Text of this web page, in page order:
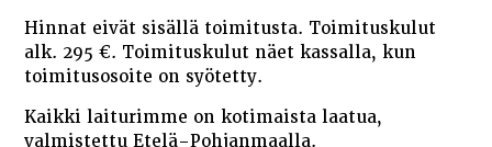
Hinnat eivät sisällä toimitusta. Toimituskulut
alk. 295 €. Toimituskulut näet kassalla, kun
toimitusosoite on syötetty.
Kaikki laiturimme on kotimaista laatua,
valmistettu Etelä-Pohjanmaalla.